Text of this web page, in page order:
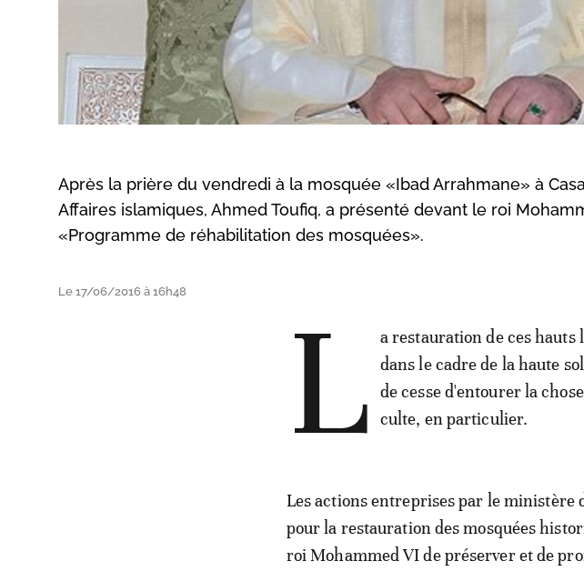
Après la prière du vendredi à la mosquée «Ibad Arrahmane» à
Affaires islamiques, Ahmed Toufiq, a présenté devant le roi
«Programme de réhabilitation des mosquées».
Le 17/06/2016 à 16h48 L
a restauration de ces
dans le cadre de la haute
de cesse d'entourer la
culte, en particulier.
Les actions entreprises par le ministère
pour la restauration des mosquées
roi Mohammed VI de préserver et de